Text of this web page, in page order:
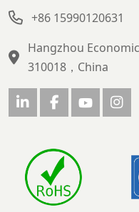
+86 15990120631
Hangzhou
310018，China